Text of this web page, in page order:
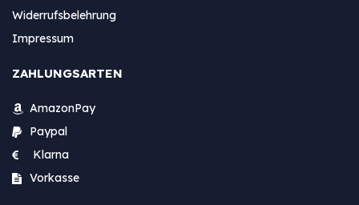
Widerrufsbelehrung
Impressum
ZAHLUNGSARTEN
AmazonPay
Paypal
Klarna
Vorkasse